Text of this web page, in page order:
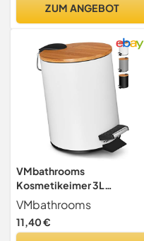
Desinfektionsmittel,
Keramik, 11,5 x 14,5 x 9 cm,
Grau
ZUM ANGEBOT
VMbathrooms
Kosmetikeimer 3L
Tretmülleimer weiß mit
Bambusdeckel
VMbathrooms
11,40 €